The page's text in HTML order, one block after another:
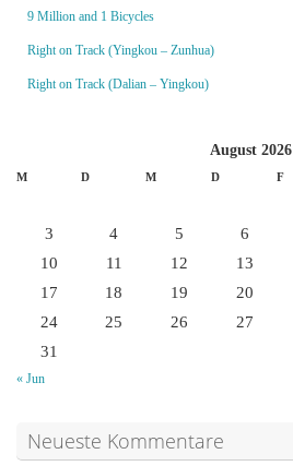
9 Million and 1 Bicycles
Right on Track (Yingkou – Zunhua)
Right on Track (Dalian – Yingkou)
August 2026
M D M D F
3
4 5 6
10
11 12 13
17
18 19 20
24
25 26 27
31
« Jun
Neueste Kommentare